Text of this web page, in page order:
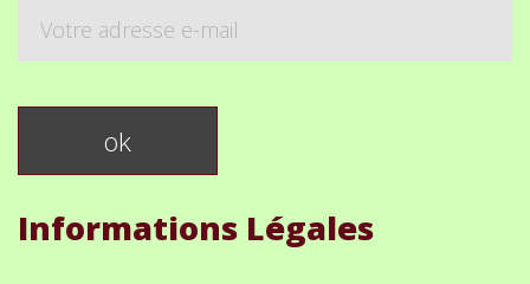
Informations Légales